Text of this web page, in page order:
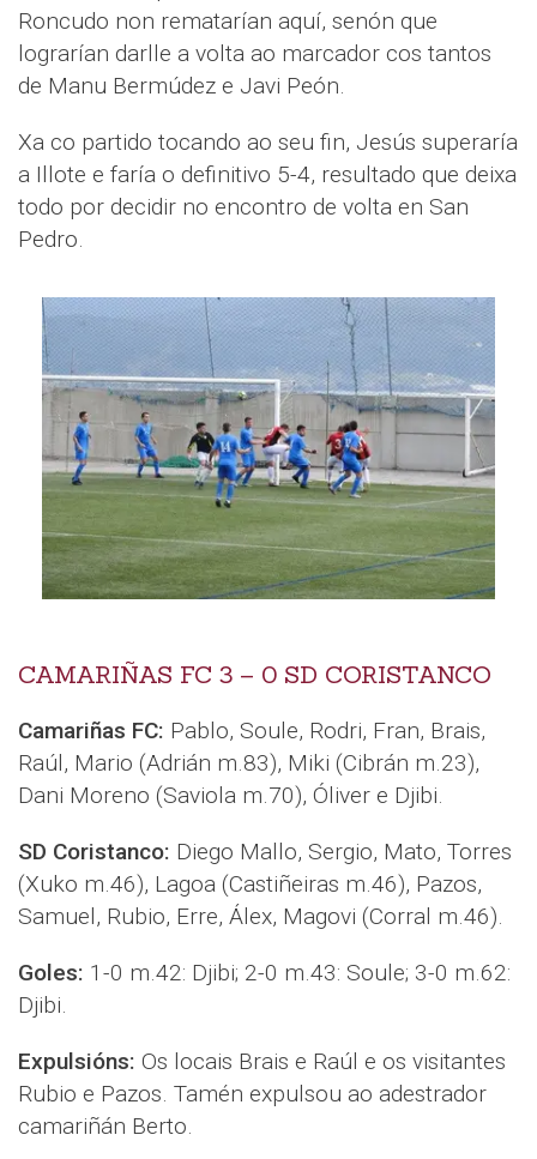
Roncudo non rematarían aquí, senón que
lograrían darlle a volta ao marcador cos tantos
de Manu Bermúdez e Javi Peón.
Xa co partido tocando ao seu fin, Jesús superaría
a Illote e faría o definitivo 5-4, resultado que deixa
todo por decidir no encontro de volta en San
Pedro.
CAMARIÑAS FC 3 – 0 SD CORISTANCO
Camariñas FC: Pablo, Soule, Rodri, Fran, Brais,
Raúl, Mario (Adrián m.83), Miki (Cibrán m.23),
Dani Moreno (Saviola m.70), Óliver e Djibi.
SD Coristanco: Diego Mallo, Sergio, Mato, Torres
(Xuko m.46), Lagoa (Castiñeiras m.46), Pazos,
Samuel, Rubio, Erre, Álex, Magovi (Corral m.46).
Goles: 1-0 m.42: Djibi; 2-0 m.43: Soule; 3-0 m.62:
Djibi.
Expulsións: Os locais Brais e Raúl e os visitantes
Rubio e Pazos. Tamén expulsou ao adestrador
camariñán Berto.